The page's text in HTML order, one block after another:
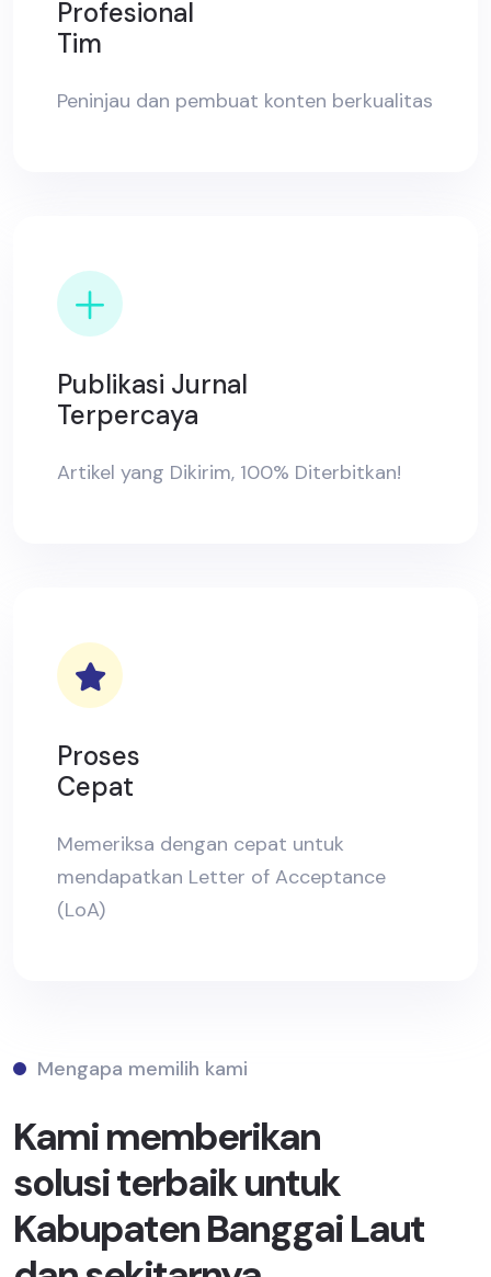
Profesional
Tim
Peninjau dan pembuat konten berkualitas
Publikasi Jurnal
Terpercaya
Artikel yang Dikirim, 100% Diterbitkan!
Proses
Cepat
Memeriksa dengan cepat untuk
mendapatkan Letter of Acceptance
(LoA)
Mengapa memilih kami
Kami memberikan
solusi terbaik untuk
Kabupaten Banggai Laut